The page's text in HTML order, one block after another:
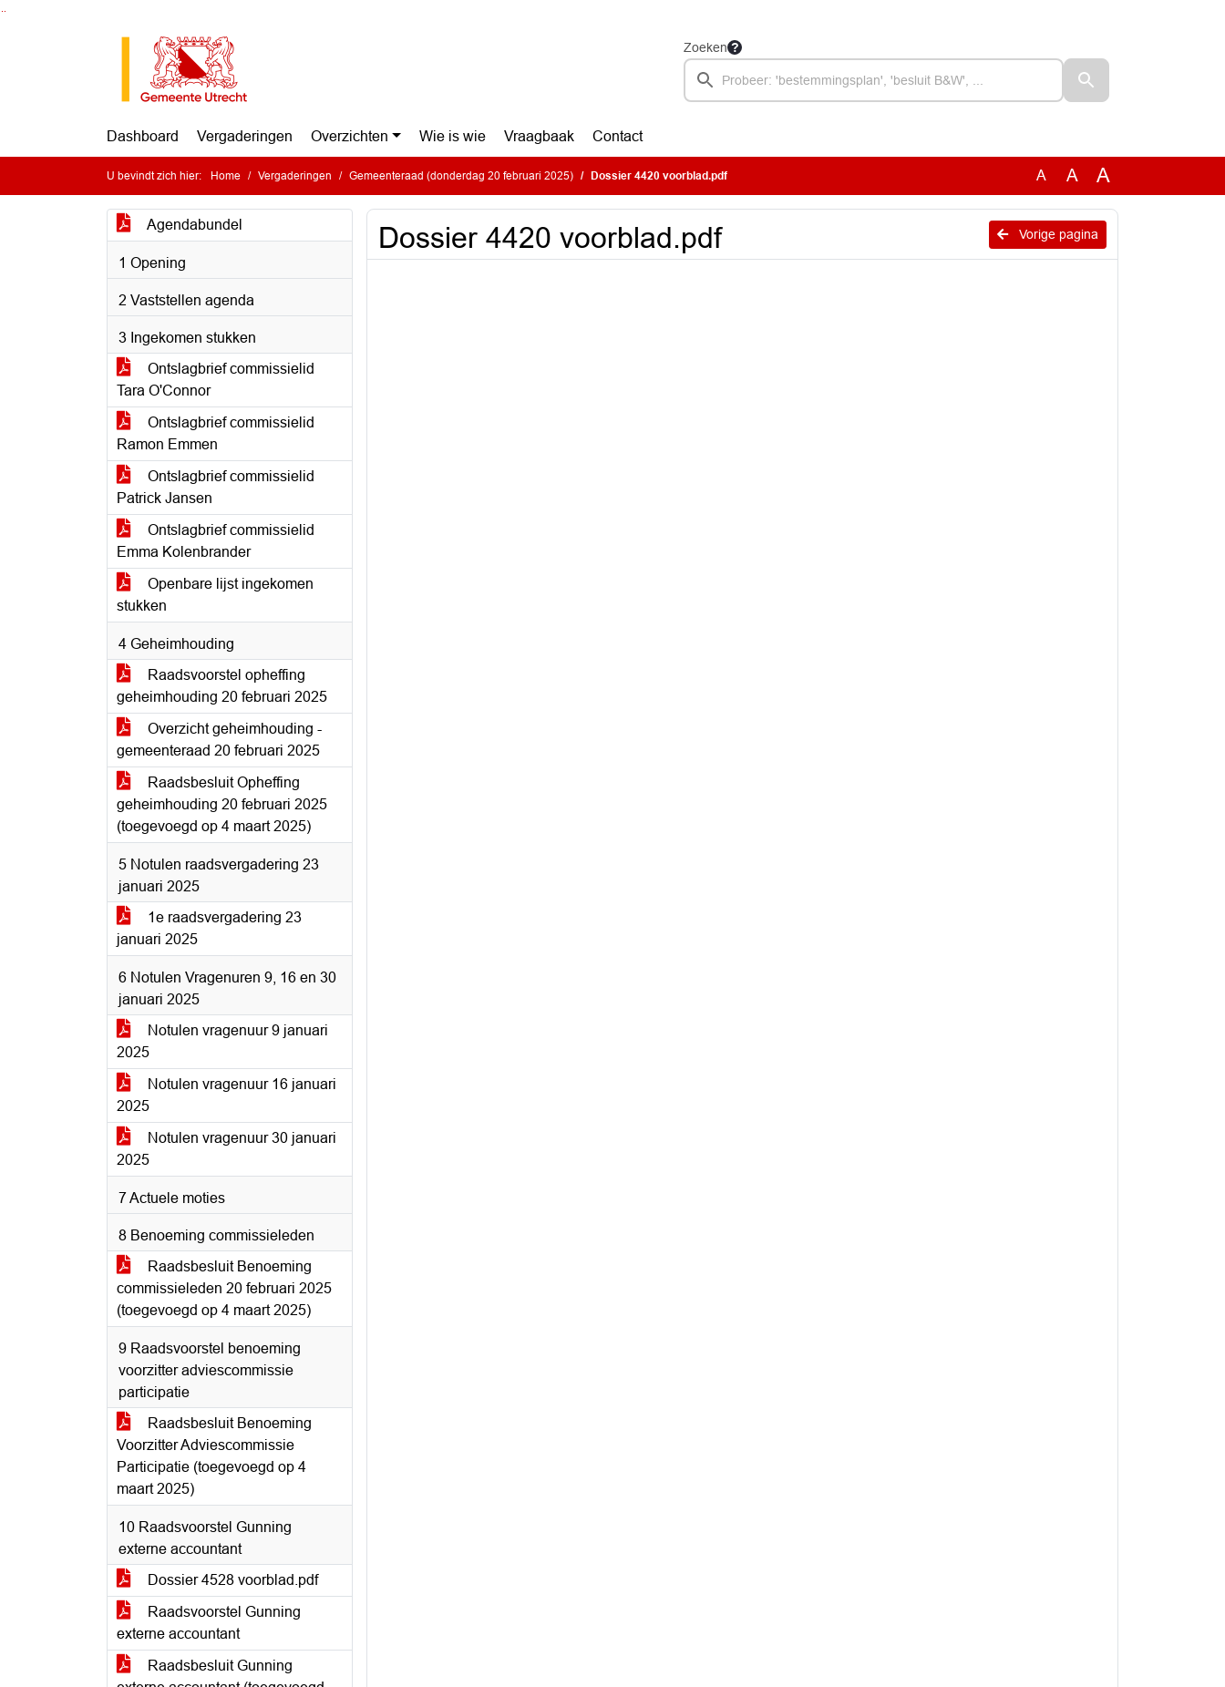
Zoeken
Dashboard Vergaderingen Overzichten Wie is wie Vraagbaak Contact
U bevindt zich hier: Home Vergaderingen Gemeenteraad (donderdag 20 februari 2025) Dossier 4420 voorblad.pdf A A A
Agendabundel
1 Opening
2 Vaststellen agenda
3 Ingekomen stukken
Ontslagbrief commissielid
Tara O'Connor
Ontslagbrief commissielid
Ramon Emmen
Ontslagbrief commissielid
Patrick Jansen
Ontslagbrief commissielid
Emma Kolenbrander
Openbare lijst ingekomen
stukken
4 Geheimhouding
Raadsvoorstel opheffing
geheimhouding 20 februari 2025
Overzicht geheimhouding -
gemeenteraad 20 februari 2025
Raadsbesluit Opheffing
geheimhouding 20 februari 2025
(toegevoegd op 4 maart 2025)
5 Notulen raadsvergadering 23
januari 2025
1e raadsvergadering 23
januari 2025
6 Notulen Vragenuren 9, 16 en 30
januari 2025
Notulen vragenuur 9 januari
2025
Notulen vragenuur 16 januari
2025
Notulen vragenuur 30 januari
2025
7 Actuele moties
8 Benoeming commissieleden
Raadsbesluit Benoeming
commissieleden 20 februari 2025
(toegevoegd op 4 maart 2025)
9 Raadsvoorstel benoeming
voorzitter adviescommissie
participatie
Raadsbesluit Benoeming
Voorzitter Adviescommissie
Participatie (toegevoegd op 4
maart 2025)
10 Raadsvoorstel Gunning
externe accountant
Dossier 4528 voorblad.pdf
Raadsvoorstel Gunning
externe accountant
Raadsbesluit Gunning
Vorige pagina
Dossier 4420 voorblad.pdf